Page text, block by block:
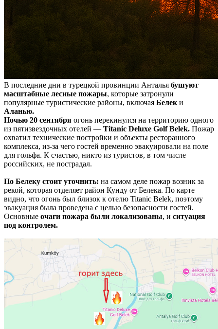
В последние дни в турецкой провинции Анталья бушуют
масштабные лесные пожары, которые затронули
популярные туристические районы, включая Белек и
Аланью.
Ночью 20 сентября огонь перекинулся на территорию одного
из пятизвездочных отелей — Titanic Deluxe Golf Belek. Пожар
охватил технические постройки и объекты ресторанного
комплекса, из-за чего гостей временно эвакуировали на поле
для гольфа. К счастью, никто из туристов, в том числе
российских, не пострадал.
По Белеку стоит уточнить: на самом деле пожар возник за
рекой, которая отделяет район Кунду от Белека. По карте
видно, что огонь был близок к отелю Titanic Belek, поэтому
эвакуация была проведена с целью безопасности гостей.
Основные очаги пожара были локализованы, и ситуация
под контролем.